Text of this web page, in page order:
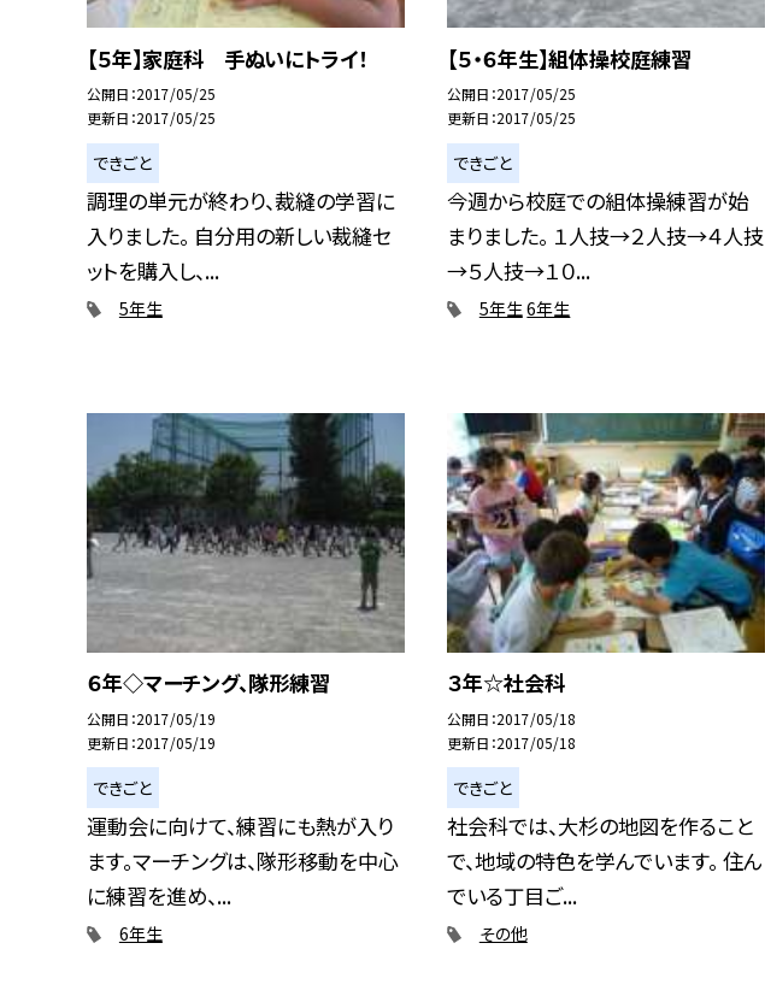
【５年】家庭科 手ぬいにトライ！
公開日 2017/05/25
更新日 2017/05/25
できごと
調理の単元が終わり、裁縫の学習に
入りました。 自分用の新しい裁縫セ
ットを購入し、...
5年生
【５・６年生】組体操校庭練習
公開日 2017/05/25
更新日 2017/05/25
できごと
今週から校庭での組体操練習が始
まりました。 １人技→２人技→４人技
→５人技→１０...
5年生 6年生
６年◇マーチング、隊形練習
公開日 2017/05/19
更新日 2017/05/19
できごと
運動会に向けて、練習にも熱が入り
ます。マーチングは、隊形移動を中心
に練習を進め、...
6年生
３年☆社会科
公開日 2017/05/18
更新日 2017/05/18
できごと
社会科では、大杉の地図を作ること
で、地域の特色を学んでいます。 住ん
でいる丁目ご...
その他